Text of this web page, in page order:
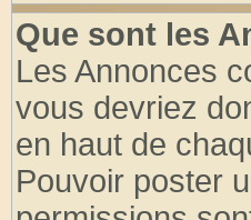
Que sont les
Les Annonces
vous devriez
en haut de
Pouvoir poster